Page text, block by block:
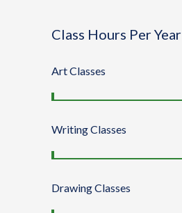
Class Hours Per Year
Art Classes
Writing Classes
Drawing Classes